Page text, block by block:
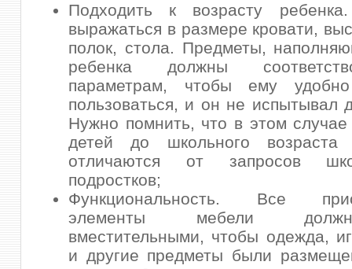
Подходить к возрасту
выражаться в размере кровати,
полок, стола. Предметы,
ребенка должны
параметрам, чтобы ему
пользоваться, и он не испытывал
Нужно помнить, что в этом случае
детей до школьного возраста
отличаются от запросов
подростков;
Функциональность. Все
элементы мебели
вместительными, чтобы одежда,
и другие предметы были